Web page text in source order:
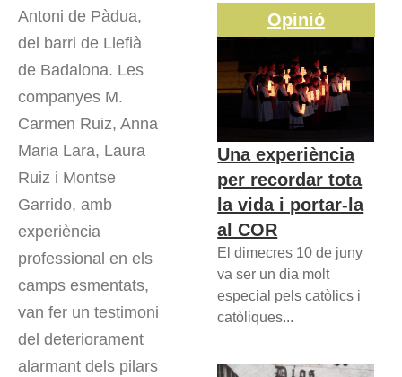
Antoni de Pàdua,
del barri de Llefià
de Badalona. Les
companyes M.
Carmen Ruiz, Anna
Maria Lara, Laura
Ruiz i Montse
Garrido, amb
experiència
professional en els
camps esmentats,
van fer un testimoni
del deteriorament
alarmant dels pilars
Opinió
Una experiència
per recordar tota
la vida i portar-la
al COR
El dimecres 10 de juny
va ser un dia molt
especial pels catòlics i
catòliques...